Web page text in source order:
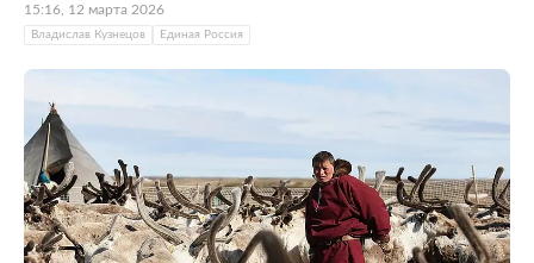
15:16, 12 марта 2026
Владислав Кузнецов Единая Россия